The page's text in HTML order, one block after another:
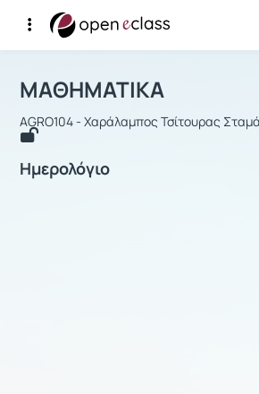
Μάθημα : ΜΑΘΗΜΑΤΙΚΑ
ΜΑΘΗΜΑΤΙΚΑ
AGRO104 - Χαράλαμπος Τσίτουρας
Ημερολόγιο